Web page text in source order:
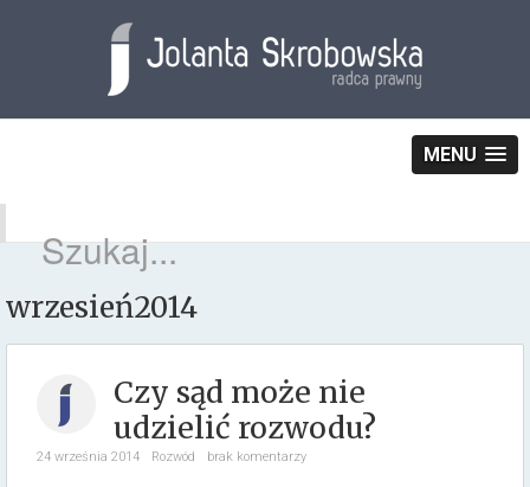
MENU
wrzesień2014
Czy sąd może nie
udzielić rozwodu?
24 września 2014 Rozwód brak komentarzy